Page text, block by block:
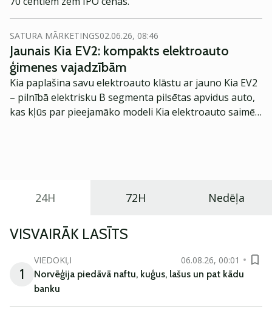
SATURA MĀRKETINGS02.06.26, 08:46
Jaunais Kia EV2: kompakts elektroauto
ģimenes vajadzībām
Kia paplašina savu elektroauto klāstu ar jauno Kia EV2
– pilnībā elektrisku B segmenta pilsētas apvidus auto,
kas kļūs par pieejamāko modeli Kia elektroauto saimē
24H 72H Nedēļa
VISVAIRĀK LASĪTS
1
VIEDOKĻI
06.08.26, 00:01
Norvēģija piedāvā naftu, kuģus, lašus un pat kādu
banku